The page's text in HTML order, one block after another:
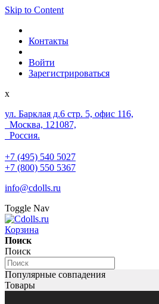
Skip to Content
Контакты
Войти
Зарегистрироваться
x
ул. Барклая д.6 стр. 5, офис 116,
Москва, 121087,
Россия.
+7 (495) 540 5027
+7 (800) 550 5367
info@cdolls.ru
Toggle Nav
Корзина
Поиск
Поиск
Популярные совпадения
Товары